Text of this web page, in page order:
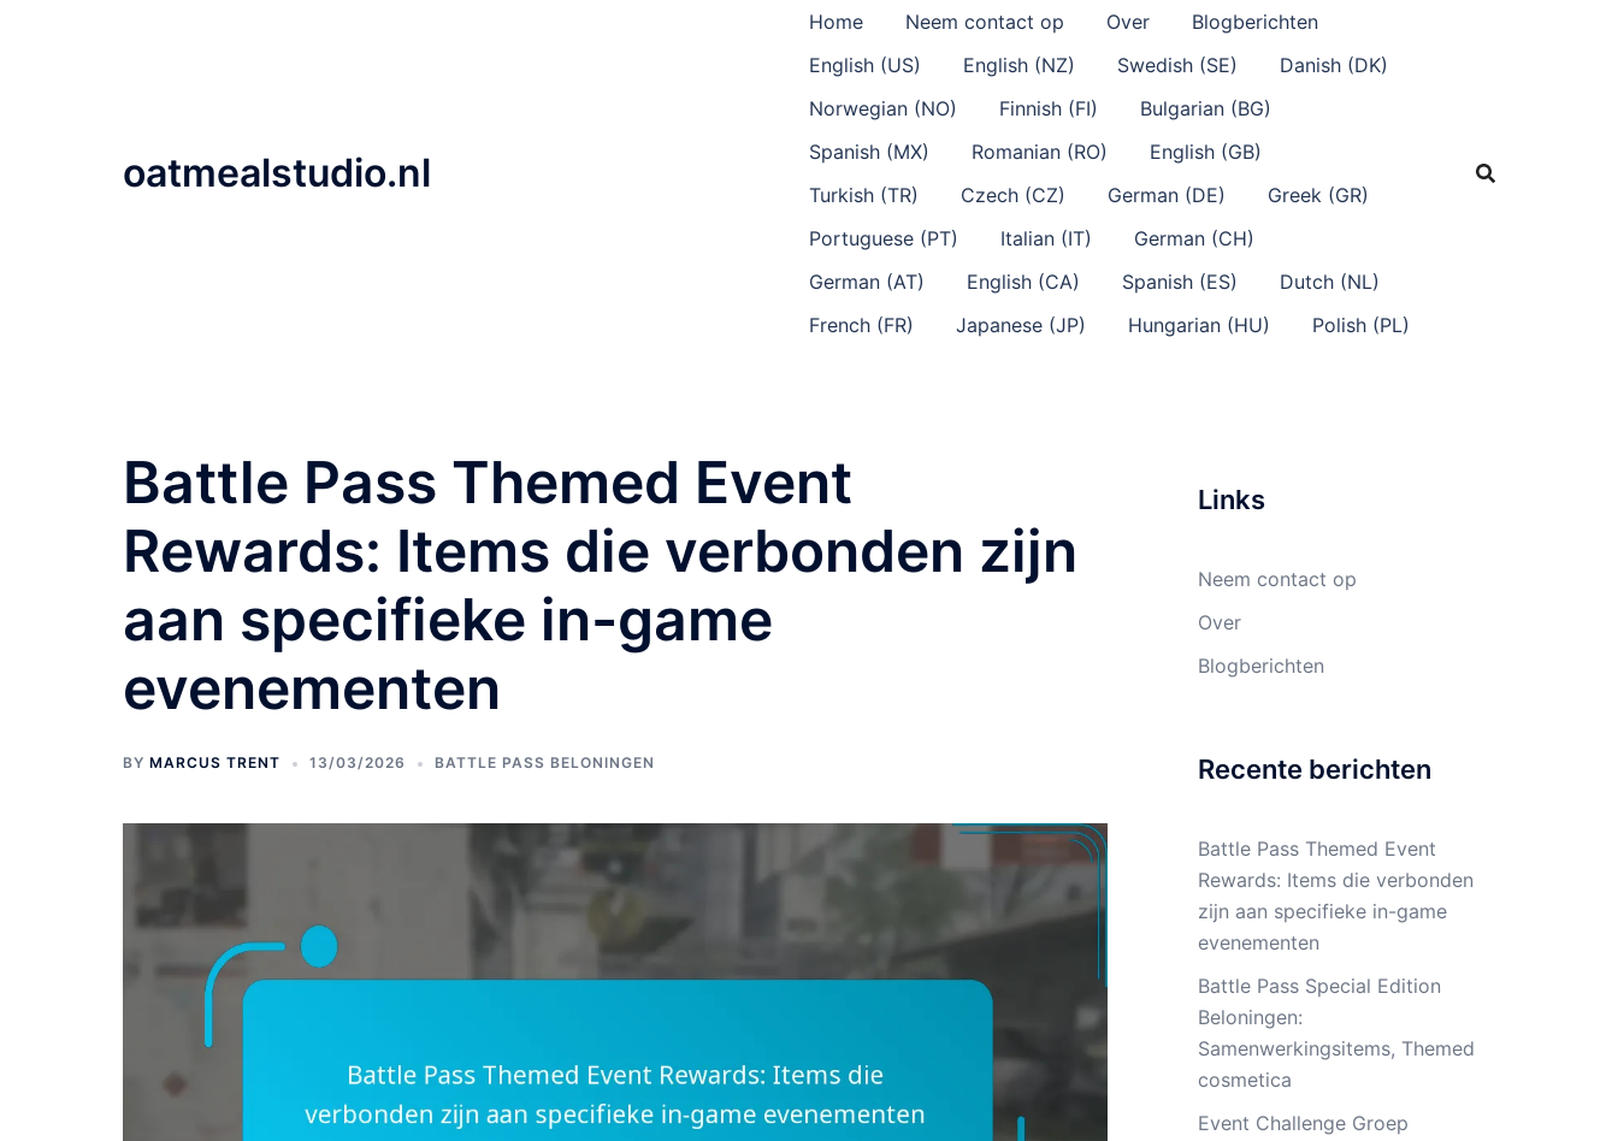
oatmealstudio.nl
Home Neem contact op Over
Blogberichten
English (US)
English (NZ) Swedish (SE)
Danish (DK)
Norwegian (NO)
Finnish (FI)
Bulgarian (BG)
Spanish (MX)
Romanian (RO)
English (GB)
Turkish (TR)
Czech (CZ) German (DE)
Greek (GR)
Portuguese (PT)
Italian (IT)
German (CH)
German (AT)
English (CA) Spanish (ES)
Dutch (NL)
French (FR)
Japanese (JP) Hungarian (HU) Polish (PL)
Battle Pass Themed Event
Rewards: Items die verbonden zijn
aan specifieke in-game
evenementen
BY MARCUS TRENT 13/03/2026 BATTLE PASS BELONINGEN
Links
Neem contact op
Over
Blogberichten
Recente berichten
Battle Pass Themed Event
Rewards: Items die verbonden
zijn aan specifieke in-game
evenementen
Battle Pass Special Edition
Beloningen:
Samenwerkingsitems, Themed
cosmetica
Event Challenge Groep